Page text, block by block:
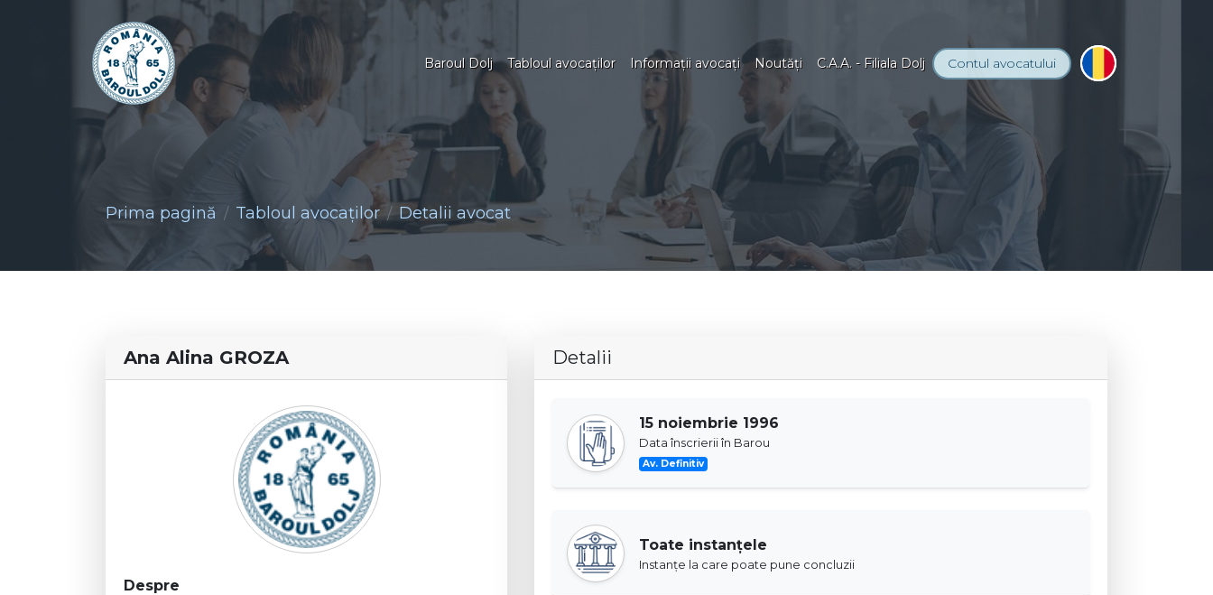
Baroul Dolj Tabloul avocaţilor Informaţii avocaţi Noutăţi C.A.A. - Filiala Dolj Contul avocatului
Prima pagină Tabloul avocaţilor Detalii avocat
Ana Alina GROZA
Despre
Detalii
15 noiembrie 1996
Data înscrierii în Barou
Av. Definitiv
Toate instanţele
Instanţe la care poate pune concluzii